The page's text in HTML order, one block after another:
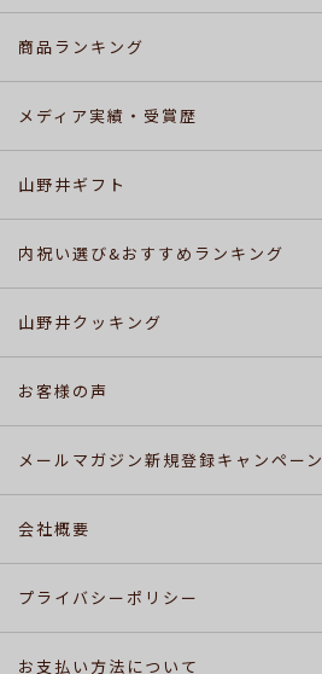
商品ランキング
メディア実績・受賞歴
山野井ギフト
内祝い選び&おすすめランキング
山野井クッキング
お客様の声
メールマガジン新規登録キャンペーン
会社概要
プライバシーポリシー
お支払い方法について